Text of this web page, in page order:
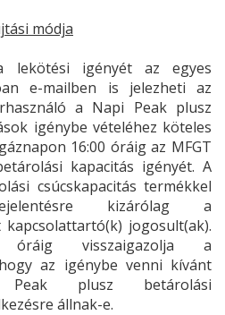
módja
lekötési igényét az egyes
e-mailben is jelezheti az
a Napi Peak plusz
igénybe vételéhez köteles
16:00 óráig az MFGT
kapacitás igényét. A
csúcskapacitás termékkel
kizárólag a
jogosult(ak).
visszaigazolja a
az igénybe venni kívánt
Peak plusz betárolási
állnak-e.